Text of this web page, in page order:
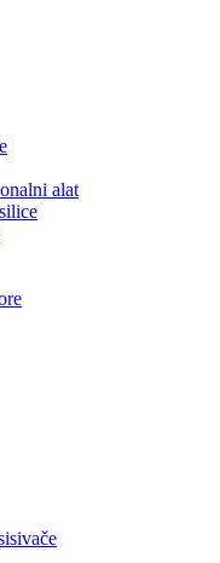
alat